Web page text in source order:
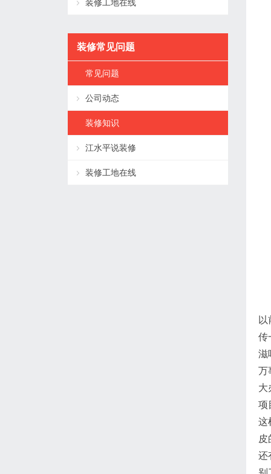
传
滋
万
大
项
这
皮
还
装修工地在线
装修常见问题
常见问题
公司动态
装修知识
江水平说装修
装修工地在线